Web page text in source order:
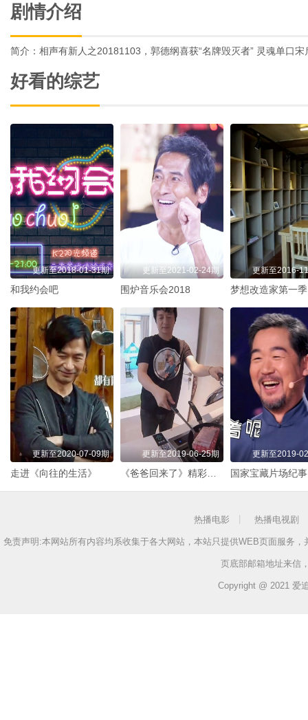
剧情介绍
简介：相声有新人之20181103，郭德纲喜获“名牌毁灭者” 灵魂单口宋
好看的综艺
更新至2018-01-31期
和我约会吧
更新至2021-02-24期
围炉音乐会2018
更新至2016-
梦想改造家第一季
更新至2020-07-09期
走进《向往的生活》
更新至2019-06-25期
《爸爸回来了》精彩内容
更新至2019-
国家宝藏片场纪事
热播电影 热播电视剧
免责声明:本网站所有内容均系收集于各大网站，本站只提供WEB页面服务
页底部邮箱地址来信
Copyright @ 2021 爱